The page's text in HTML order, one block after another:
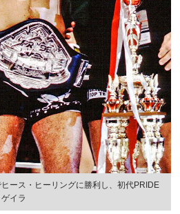
ース・ヒーリングに勝利し、初代PRIDE
イラ